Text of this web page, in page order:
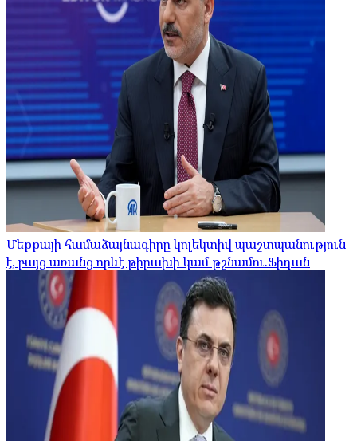
Մեքքայի համաձայնագիրը կոլեկտիվ պաշտպանություն
է, բայց առանց որևէ թիրախի կամ թշնամու.Ֆիդան